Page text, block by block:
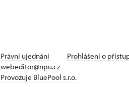
Právní ujednání Prohlášení o
webeditor@npu.cz
Provozuje BluePool s.r.o.